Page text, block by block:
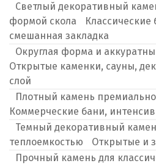
Светлый декоративный
формой скола
смешанная закладка
Округлая форма и
Открытые каменки, сауны,
слой
Плотный камень
Коммерческие бани,
Темный декоративный
теплоемкостью
Открытые и
Прочный камень для